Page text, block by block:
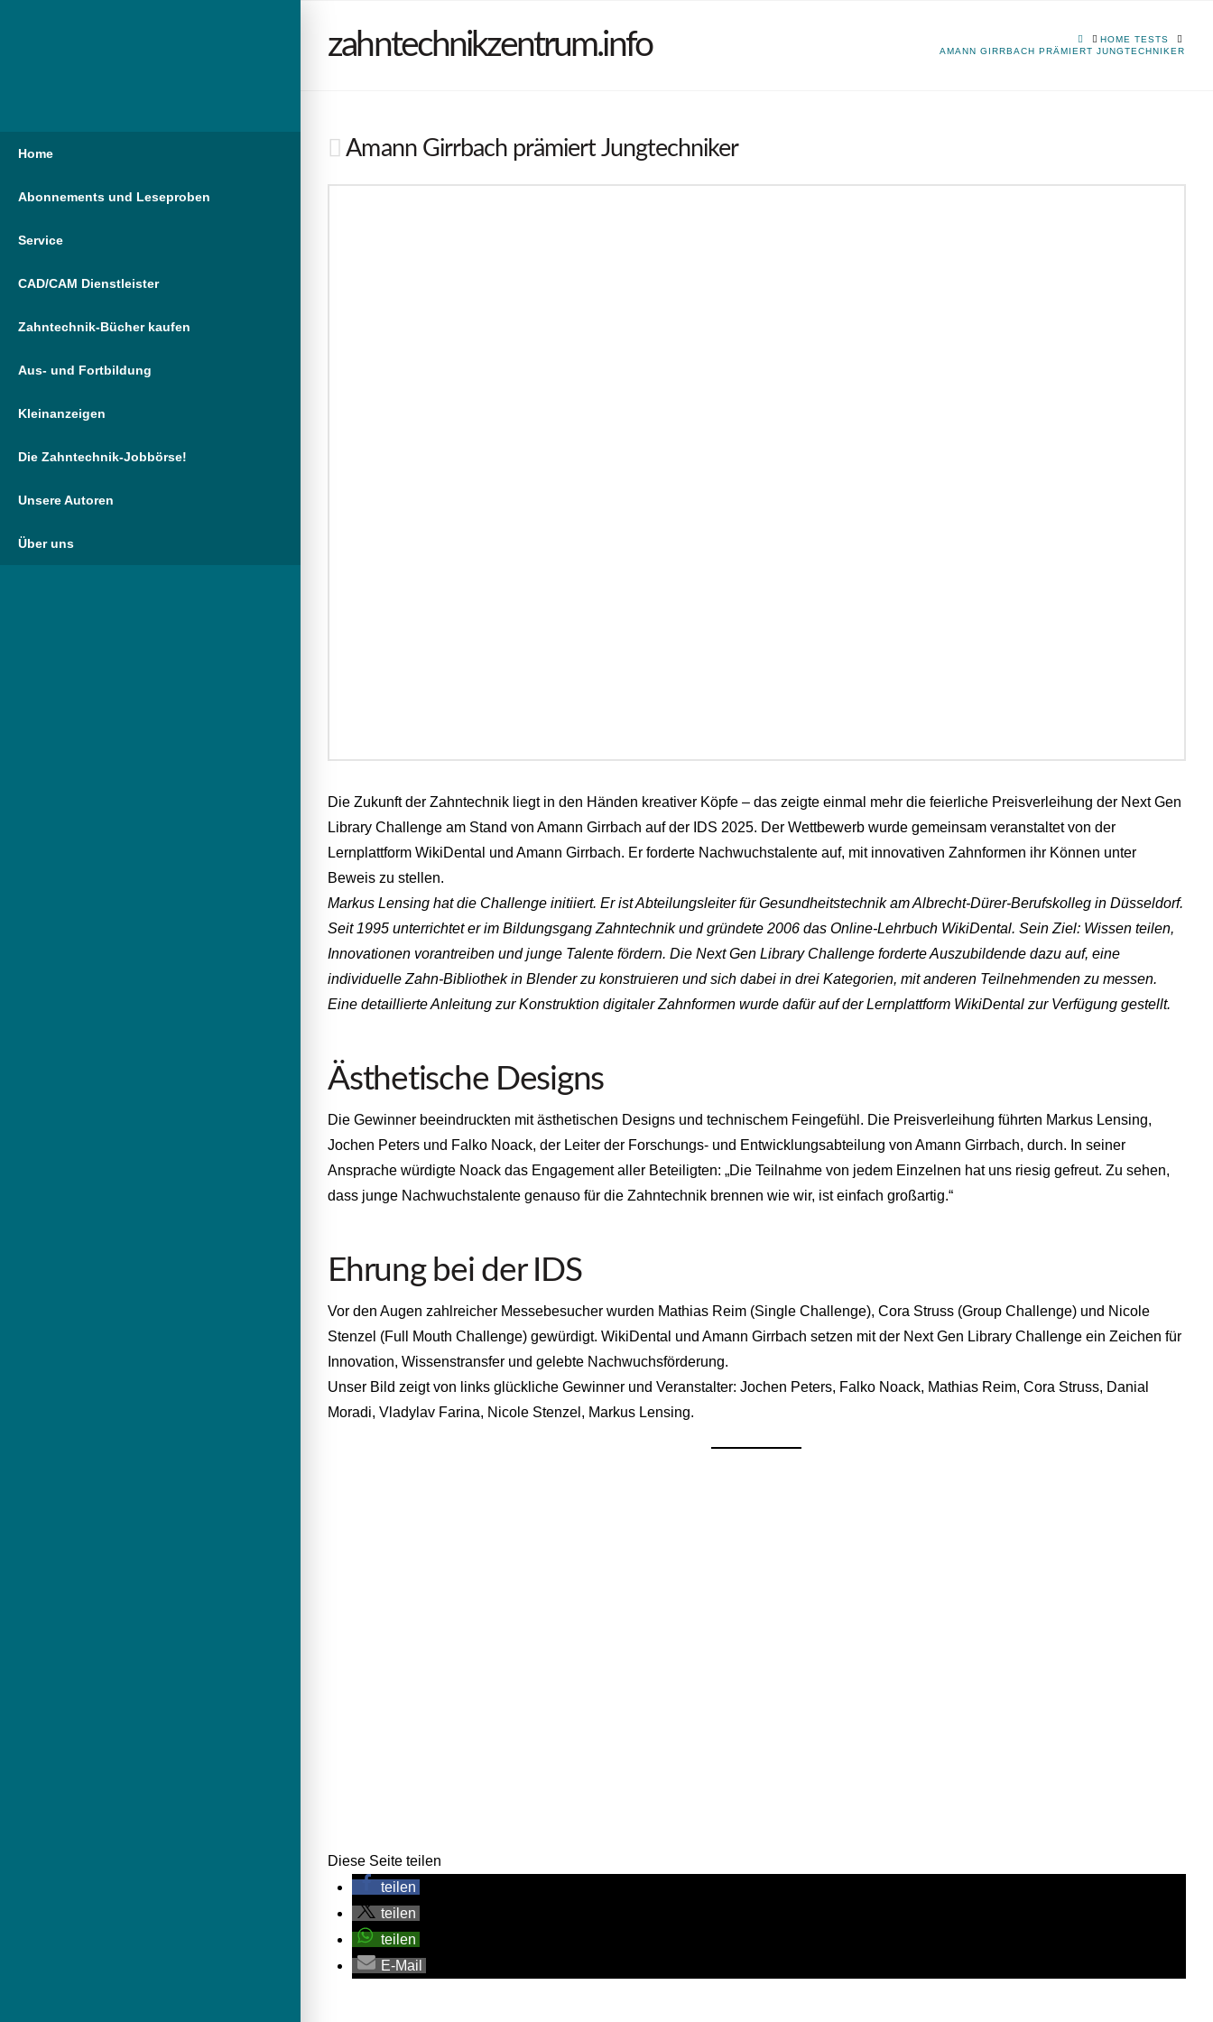
Home
Abonnements und Leseproben
Service
CAD/CAM Dienstleister
Zahntechnik-Bücher kaufen
Aus- und Fortbildung
Kleinanzeigen
Die Zahntechnik-Jobbörse!
Unsere Autoren
Über uns
zahntechnikzentrum.info HOMEHOME TESTS
AMANN GIRRBACH PRÄMIERT JUNGTECHNIKER
Amann Girrbach prämiert Jungtechniker
Die Zukunft der Zahntechnik liegt in den Händen kreativer Köpfe – das zeigte einmal mehr die feierliche Preisverleihung der Next Gen
Library Challenge am Stand von Amann Girrbach auf der IDS 2025. Der Wettbewerb wurde gemeinsam veranstaltet von der
Lernplattform WikiDental und Amann Girrbach. Er forderte Nachwuchstalente auf, mit innovativen Zahnformen ihr Können unter
Beweis zu stellen.
Markus Lensing hat die Challenge initiiert. Er ist Abteilungsleiter für Gesundheitstechnik am Albrecht-Dürer-Berufskolleg in Düsseldorf.
Seit 1995 unterrichtet er im Bildungsgang Zahntechnik und gründete 2006 das Online-Lehrbuch WikiDental. Sein Ziel: Wissen teilen,
Innovationen vorantreiben und junge Talente fördern. Die Next Gen Library Challenge forderte Auszubildende dazu auf, eine
individuelle Zahn-Bibliothek in Blender zu konstruieren und sich dabei in drei Kategorien, mit anderen Teilnehmenden zu messen.
Eine detaillierte Anleitung zur Konstruktion digitaler Zahnformen wurde dafür auf der Lernplattform WikiDental zur Verfügung gestellt.
Ästhetische Designs
Die Gewinner beeindruckten mit ästhetischen Designs und technischem Feingefühl. Die Preisverleihung führten Markus Lensing,
Jochen Peters und Falko Noack, der Leiter der Forschungs- und Entwicklungsabteilung von Amann Girrbach, durch. In seiner
Ansprache würdigte Noack das Engagement aller Beteiligten: „Die Teilnahme von jedem Einzelnen hat uns riesig gefreut. Zu sehen,
dass junge Nachwuchstalente genauso für die Zahntechnik brennen wie wir, ist einfach großartig.“
Ehrung bei der IDS
Vor den Augen zahlreicher Messebesucher wurden Mathias Reim (Single Challenge), Cora Struss (Group Challenge) und Nicole
Stenzel (Full Mouth Challenge) gewürdigt. WikiDental und Amann Girrbach setzen mit der Next Gen Library Challenge ein Zeichen für
Innovation, Wissenstransfer und gelebte Nachwuchsförderung.
Unser Bild zeigt von links glückliche Gewinner und Veranstalter: Jochen Peters, Falko Noack, Mathias Reim, Cora Struss, Danial
Moradi, Vladylav Farina, Nicole Stenzel, Markus Lensing.
Diese Seite teilen
teilen
teilen
teilen
E-Mail